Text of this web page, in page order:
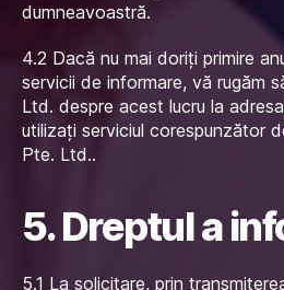
dumneavoastră.
4.2 Dacă nu mai doriți primire
servicii de informare, vă rugăm
Ltd. despre acest lucru la adresa
utilizați serviciul corespunzător
Pte. Ltd..
5. Dreptul a
5.1 La solicitare, prin